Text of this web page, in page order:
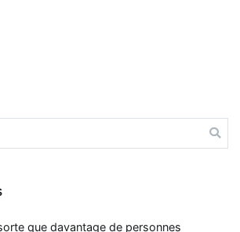
que davantage de personnes